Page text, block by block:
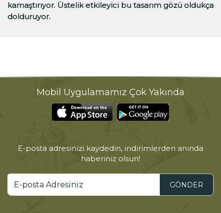
kamaştırıyor. Üstelik etkileyici bu tasarım gözü oldukça
dolduruyor.
Mobil Uygulamamız Çok Yakında
E-posta adresinizi kaydedin, indirimlerden anında
haberiniz olsun!
GÖNDER